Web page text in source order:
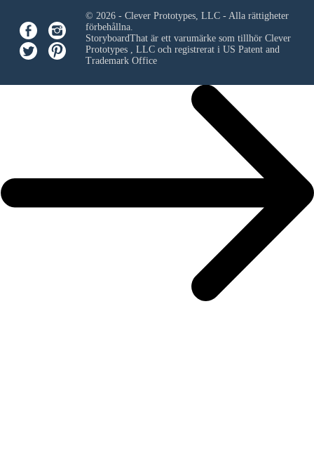
© 2026 - Clever Prototypes, LLC - Alla rättigheter
förbehållna.
StoryboardThat är ett varumärke som tillhör Clever
Prototypes , LLCoch registrerat i US Patent and
Trademark Office